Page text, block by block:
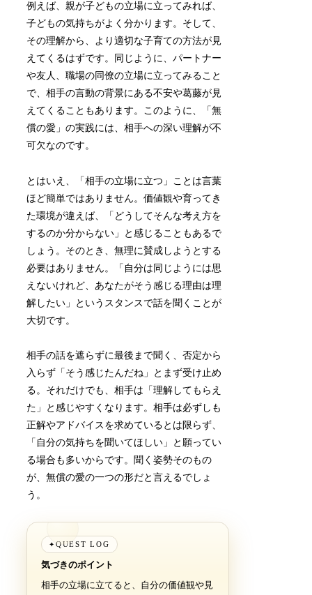
例えば、親が子どもの立場に立ってみれば、
子どもの気持ちがよく分かります。そして、
その理解から、より適切な子育ての方法が見
えてくるはずです。同じように、パートナー
や友人、職場の同僚の立場に立ってみること
で、相手の言動の背景にある不安や葛藤が見
えてくることもあります。このように、「無
償の愛」の実践には、相手への深い理解が不
可欠なのです。
とはいえ、「相手の立場に立つ」ことは言葉
ほど簡単ではありません。価値観や育ってき
た環境が違えば、「どうしてそんな考え方を
するのか分からない」と感じることもあるで
しょう。そのとき、無理に賛成しようとする
必要はありません。「自分は同じようには思
えないけれど、あなたがそう感じる理由は理
解したい」というスタンスで話を聞くことが
大切です。
相手の話を遮らずに最後まで聞く、否定から
入らず「そう感じたんだね」とまず受け止め
る。それだけでも、相手は「理解してもらえ
た」と感じやすくなります。相手は必ずしも
正解やアドバイスを求めているとは限らず、
「自分の気持ちを聞いてほしい」と願ってい
る場合も多いからです。聞く姿勢そのもの
が、無償の愛の一つの形だと言えるでしょ
う。
✦QUEST LOG
気づきのポイント
相手の立場に立てると、自分の価値観や見